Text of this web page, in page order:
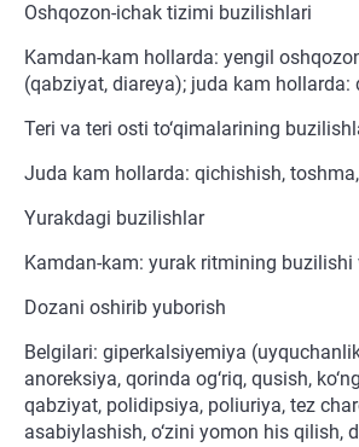
Oshqozon-ichak tizimi buzilishlari
Kamdan-kam hollarda: yengil
(qabziyat, diareya); juda kam hollarda:
Teri va teri osti to‘qimalarining
Juda kam hollarda: qichishish,
Yurakdagi buzilishlar
Kamdan-kam: yurak ritmining buzilishi
Dozani oshirib yuborish
Belgilari: giperkalsiyemiya
anoreksiya, qorinda og‘riq, qusish,
qabziyat, polidipsiya, poliuriya, tez
asabiylashish, o‘zini yomon his qilish,